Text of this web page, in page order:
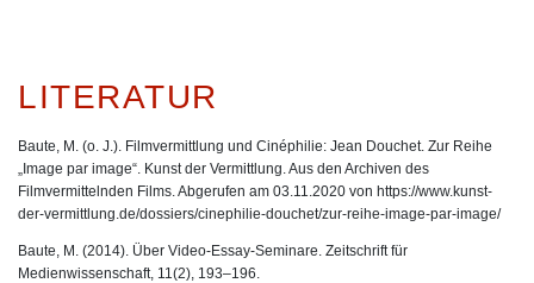
LITERATUR
Baute, M. (o. J.). Filmvermittlung und Cinéphilie: Jean Douchet. Zur Reihe
„Image par image“. Kunst der Vermittlung. Aus den Archiven des
Filmvermittelnden Films. Abgerufen am 03.11.2020 von https://www.kunst-
der-vermittlung.de/dossiers/cinephilie-douchet/zur-reihe-image-par-image/
Baute, M. (2014). Über Video-Essay-Seminare. Zeitschrift für
Medienwissenschaft, 11(2), 193–196.